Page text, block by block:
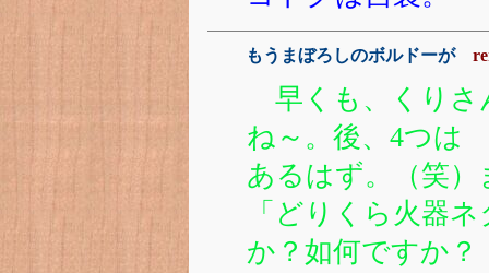
もうまぼろしのボルドーが
早くも、くりさ
ね～。後、4つは
あるはず。（笑
「どりくら火器
か？如何ですか？